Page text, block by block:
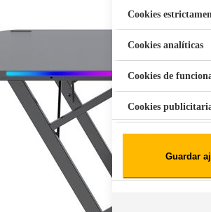
Aspiradora Quitamanchas 450W
Cookies
Cookies analíticas
Cookies de
Cookies
Guardar